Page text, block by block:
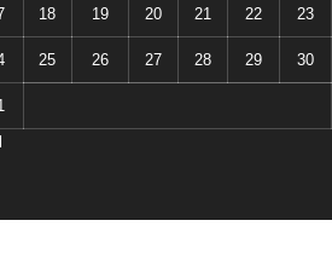
18 19 20 21 22 23
25 26 27 28 29 30